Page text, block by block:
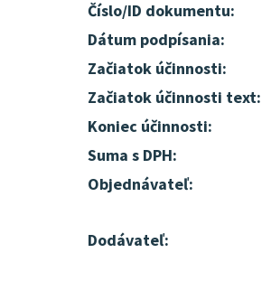
Číslo/ID dokumentu:
Dátum podpísania:
Začiatok účinnosti:
Začiatok účinnosti text:
Koniec účinnosti:
Suma s DPH:
Objednávateľ:
Dodávateľ: